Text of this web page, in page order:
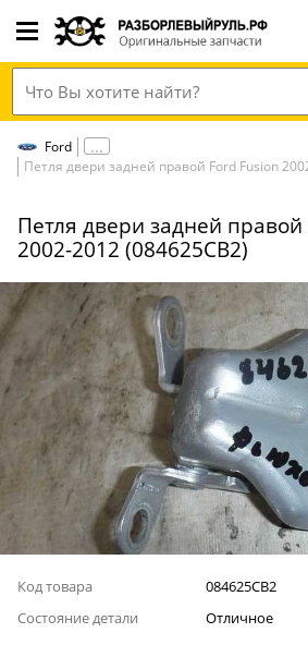
Ford
Петля двери задней правой Ford Fusion
Петля двери задней правой
2002-2012 (084625СВ2)
Код товара
084625СВ2
Состояние детали
Отличное